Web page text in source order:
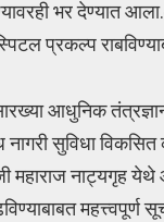
भर देण्यात
प्रकल्प
आधुनिक
सुविधा
महाराज नाट्यगृह
महत्त्वपूर्ण